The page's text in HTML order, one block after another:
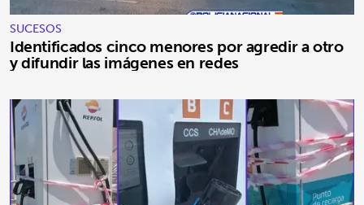
SUCESOS
Identificados cinco menores por agredir a otro
y difundir las imágenes en redes